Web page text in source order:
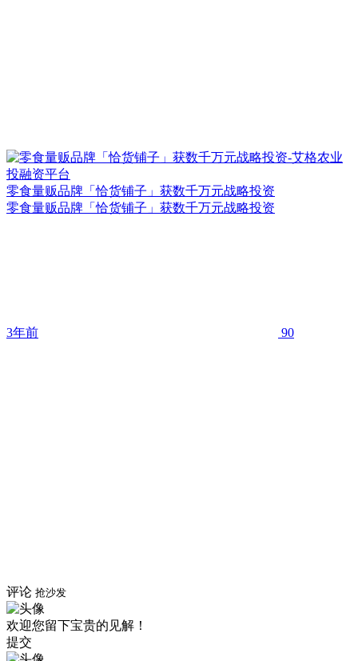
零食量贩品牌「恰货铺子」获数千万元战略投资
零食量贩品牌「恰货铺子」获数千万元战略投资
3年前 90
评论 抢沙发
欢迎您留下宝贵的见解！
提交